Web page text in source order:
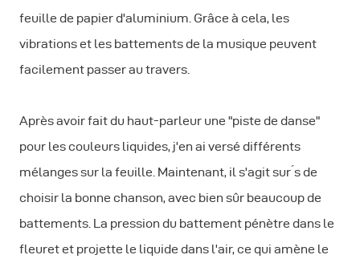
feuille de papier d'aluminium. Grâce à cela, les
vibrations et les battements de la musique peuvent
facilement passer au travers.
Après avoir fait du haut-parleur une "piste de danse"
pour les couleurs liquides, j'en ai versé différents
mélanges sur la feuille. Maintenant, il s'agit sur ́s de
choisir la bonne chanson, avec bien sûr beaucoup de
battements. La pression du battement pénètre dans le
fleuret et projette le liquide dans l'air, ce qui amène le